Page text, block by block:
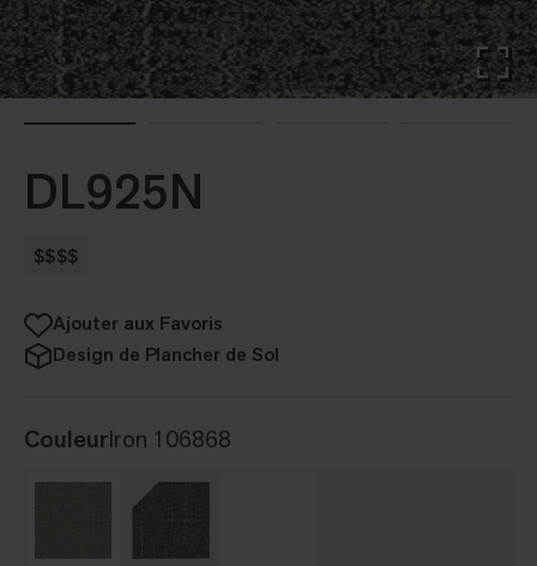
DL925N
$$$$
Ajouter aux Favoris
Design de Plancher de Sol
CouleurIron 106868